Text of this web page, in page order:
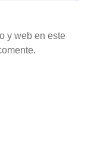
y web en este